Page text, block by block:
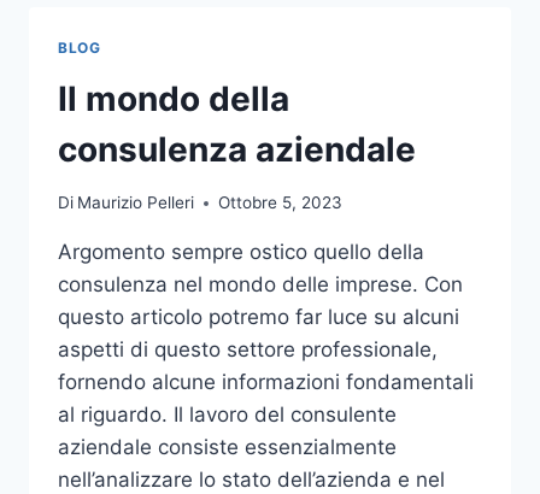
PER
L’ARREDO
GIARDINO
BLOG
Il mondo della
consulenza aziendale
Di Maurizio Pelleri Ottobre 5, 2023
Argomento sempre ostico quello della
consulenza nel mondo delle imprese. Con
questo articolo potremo far luce su alcuni
aspetti di questo settore professionale,
fornendo alcune informazioni fondamentali
al riguardo. Il lavoro del consulente
aziendale consiste essenzialmente
nell’analizzare lo stato dell’azienda e nel